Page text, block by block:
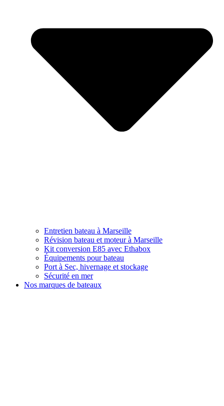
Entretien bateau à Marseille
Révision bateau et moteur à Marseille
Kit conversion E85 avec Ethabox
Équipements pour bateau
Port à Sec, hivernage et stockage
Sécurité en mer
Nos marques de bateaux